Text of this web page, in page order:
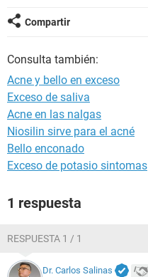
Compartir
Consulta también:
Acne y bello en exceso
Exceso de saliva
Acne en las nalgas
Niosilin sirve para el acné
Bello enconado
Exceso de potasio sintomas
1 respuesta
RESPUESTA 1 / 1
Dr. Carlos Salinas